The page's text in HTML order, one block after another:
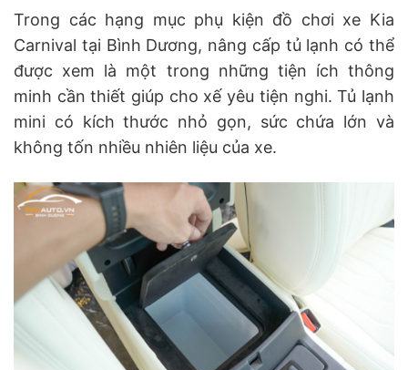
Trong các hạng mục phụ kiện đồ chơi xe Kia
Carnival tại Bình Dương, nâng cấp tủ lạnh có thể
được xem là một trong những tiện ích thông
minh cần thiết giúp cho xế yêu tiện nghi. Tủ lạnh
mini có kích thước nhỏ gọn, sức chứa lớn và
không tốn nhiều nhiên liệu của xe.